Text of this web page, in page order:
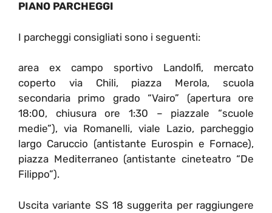
PIANO PARCHEGGI
I parcheggi consigliati sono i seguenti:
area ex campo sportivo Landolfi, mercato
coperto via Chili, piazza Merola, scuola
secondaria primo grado “Vairo” (apertura ore
18:00, chiusura ore 1:30 – piazzale “scuole
medie”), via Romanelli, viale Lazio, parcheggio
largo Caruccio (antistante Eurospin e Fornace),
piazza Mediterraneo (antistante cineteatro “De
Filippo”).
Uscita variante SS 18 suggerita per raggiungere